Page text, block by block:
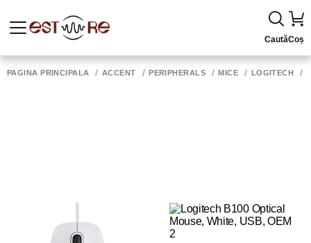
CautăCoș
PAGINA PRINCIPALĂ ACCENT PERIPHERALS MICE LOGITECH